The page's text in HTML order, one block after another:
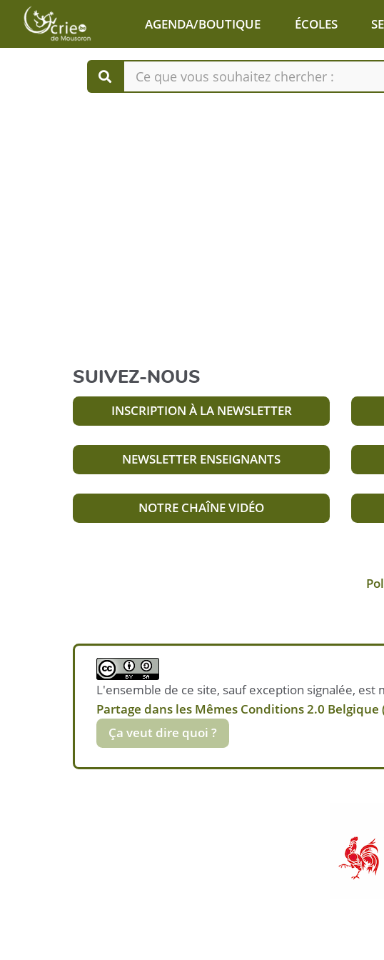
Aller au contenu principalAGENDA/BOUTIQUE ÉCOLES
SUIVEZ-NOUS
INSCRIPTION À LA NEWSLETTER
NEWSLETTER ENSEIGNANTS
NOTRE CHAÎNE VIDÉO
L'ensemble de ce site, sauf exception signalée, est
Partage dans les Mêmes Conditions 2.0 Belgique
Ça veut dire quoi ?